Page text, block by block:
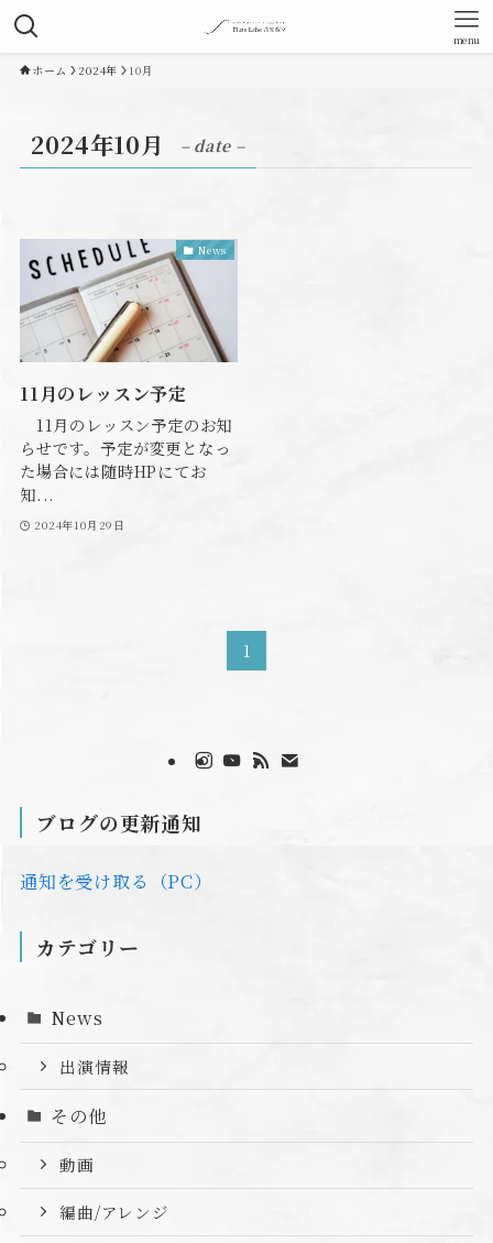
menu
ホーム 2024年 10月
2024年10月 – date –
News
11月のレッスン予定
11月のレッスン予定のお知
らせです。予定が変更となっ
た場合には随時HPにてお
知...
2024年10月29日
1
ブログの更新通知
通知を受け取る（PC）
カテゴリー
News
出演情報
その他
動画
編曲/アレンジ